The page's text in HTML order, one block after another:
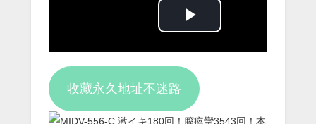
Play
收藏永久地址不迷路